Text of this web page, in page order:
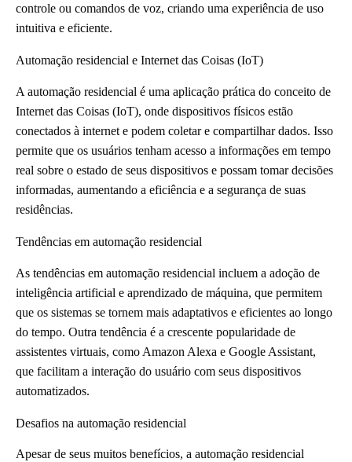
controle ou comandos de voz, criando uma experiência de uso
intuitiva e eficiente.
Automação residencial e Internet das Coisas (IoT)
A automação residencial é uma aplicação prática do conceito de
Internet das Coisas (IoT), onde dispositivos físicos estão
conectados à internet e podem coletar e compartilhar dados. Isso
permite que os usuários tenham acesso a informações em tempo
real sobre o estado de seus dispositivos e possam tomar decisões
informadas, aumentando a eficiência e a segurança de suas
residências.
Tendências em automação residencial
As tendências em automação residencial incluem a adoção de
inteligência artificial e aprendizado de máquina, que permitem
que os sistemas se tornem mais adaptativos e eficientes ao longo
do tempo. Outra tendência é a crescente popularidade de
assistentes virtuais, como Amazon Alexa e Google Assistant,
que facilitam a interação do usuário com seus dispositivos
automatizados.
Desafios na automação residencial
Apesar de seus muitos benefícios, a automação residencial